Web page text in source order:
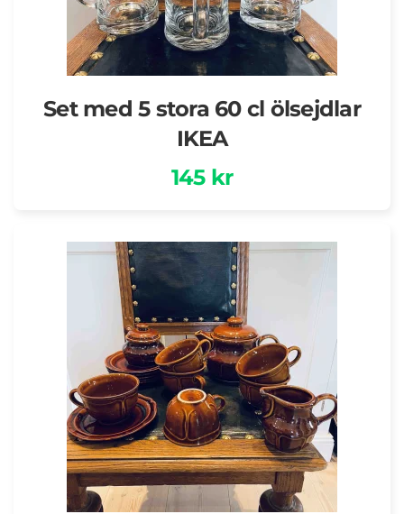
Set med 5 stora 60 cl ölsejdlar
IKEA
145 kr